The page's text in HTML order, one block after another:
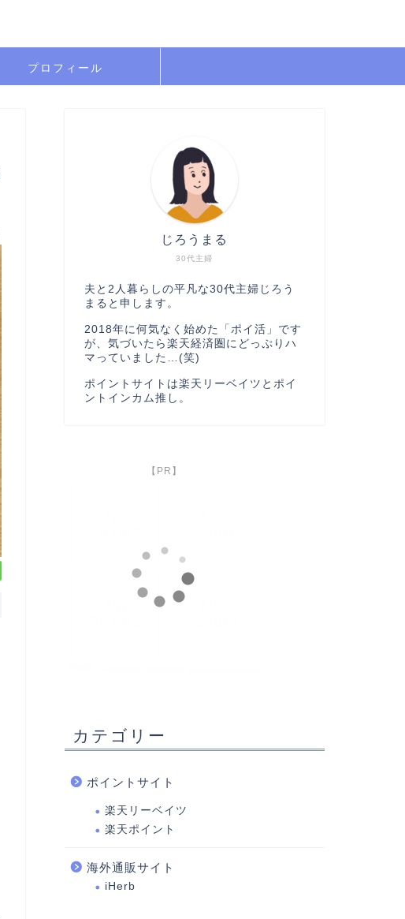
プロフィール
30代主婦
じろうまる
夫と2人暮らしの平凡な30代主婦じろう
まると申します。
2018年に何気なく始めた「ポイ活」です
が、気づいたら楽天経済圏にどっぷりハ
マっていました…(笑)
ポイントサイトは楽天リーベイツとポイ
ントインカム推し。
【PR】
カテゴリー
ポイントサイト
楽天リーベイツ
楽天ポイント
海外通販サイト
iHerb